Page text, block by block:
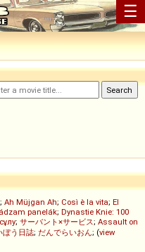
☰
; Ah Müjgan Ah; Così è la vita; El
panelák; Dynastie Knie: 100
; サーバント×サービス; Assault on
ぼう日誌; だんでらいおん; (view